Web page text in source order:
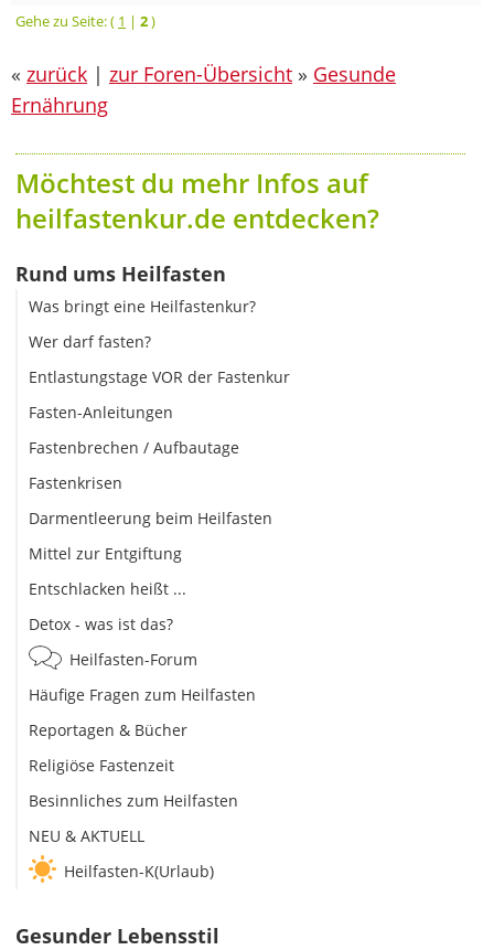
Gehe zu Seite: ( 1 | 2)
« zurück | zur Foren-Übersicht » Gesunde
Ernährung
Möchtest du mehr Infos auf
heilfastenkur.de entdecken?
Rund ums Heilfasten
Was bringt eine Heilfastenkur?
Wer darf fasten?
Entlastungstage VOR der Fastenkur
Fasten-Anleitungen
Fastenbrechen / Aufbautage
Fastenkrisen
Darmentleerung beim Heilfasten
Mittel zur Entgiftung
Entschlacken heißt ...
Detox - was ist das?
Heilfasten-Forum
Häufige Fragen zum Heilfasten
Reportagen & Bücher
Religiöse Fastenzeit
Besinnliches zum Heilfasten
NEU & AKTUELL
Heilfasten-K(Urlaub)
Gesunder Lebensstil